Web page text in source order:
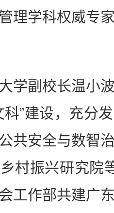
理学科权威专
副校长温小波
科”建设，充分
共安全与数智
村振兴研究院
工作部共建广